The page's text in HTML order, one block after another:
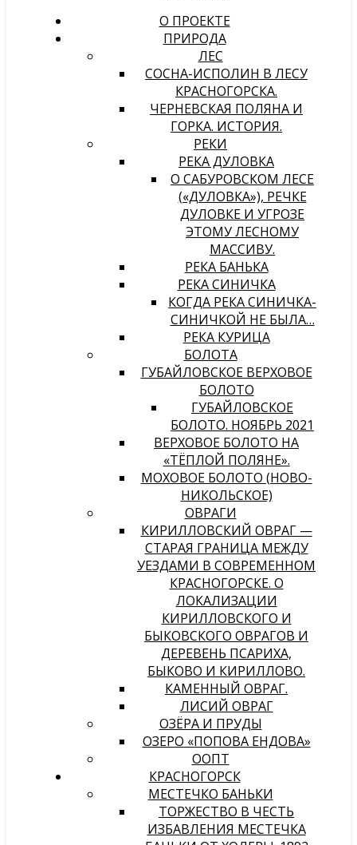
О ПРОЕКТЕ
ПРИРОДА
ЛЕС
СОСНА-ИСПОЛИН В ЛЕСУ
КРАСНОГОРСКА.
ЧЕРНЕВСКАЯ ПОЛЯНА И
ГОРКА. ИСТОРИЯ.
РЕКИ
РЕКА ДУЛОВКА
О САБУРОВСКОМ ЛЕСЕ
(«ДУЛОВКА»), РЕЧКЕ
ДУЛОВКЕ И УГРОЗЕ
ЭТОМУ ЛЕСНОМУ
МАССИВУ.
РЕКА БАНЬКА
РЕКА СИНИЧКА
КОГДА РЕКА СИНИЧКА-
СИНИЧКОЙ НЕ БЫЛА…
РЕКА КУРИЦА
БОЛОТА
ГУБАЙЛОВСКОЕ ВЕРХОВОЕ
БОЛОТО
ГУБАЙЛОВСКОЕ
БОЛОТО. НОЯБРЬ 2021
ВЕРХОВОЕ БОЛОТО НА
«ТЁПЛОЙ ПОЛЯНЕ».
МОХОВОЕ БОЛОТО (НОВО-
НИКОЛЬСКОЕ)
ОВРАГИ
КИРИЛЛОВСКИЙ ОВРАГ —
СТАРАЯ ГРАНИЦА МЕЖДУ
УЕЗДАМИ В СОВРЕМЕННОМ
КРАСНОГОРСКЕ. О
ЛОКАЛИЗАЦИИ
КИРИЛЛОВСКОГО И
БЫКОВСКОГО ОВРАГОВ И
ДЕРЕВЕНЬ ПСАРИХА,
БЫКОВО И КИРИЛЛОВО.
КАМЕННЫЙ ОВРАГ.
ЛИСИЙ ОВРАГ
ОЗЁРА И ПРУДЫ
ОЗЕРО «ПОПОВА ЕНДОВА»
ООПТ
КРАСНОГОРСК
МЕСТЕЧКО БАНЬКИ
ТОРЖЕСТВО В ЧЕСТЬ
ИЗБАВЛЕНИЯ МЕСТЕЧКА